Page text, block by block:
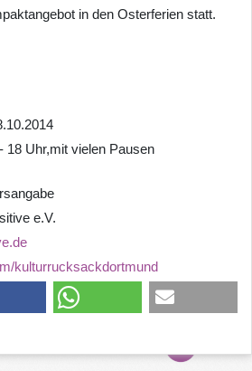
in den Osterferien statt.
18 Uhr,mit vielen Pausen
e.V.
kulturrucksackdortmund